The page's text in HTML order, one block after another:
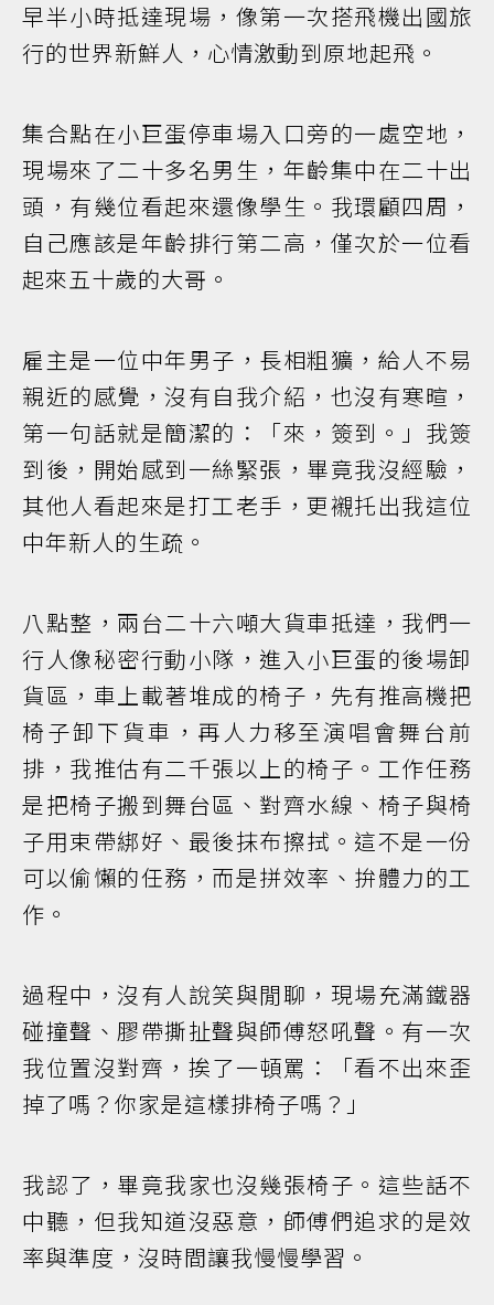
早半小時抵達現場，像第一次搭飛機出國旅
行的世界新鮮人，心情激動到原地起飛。
集合點在小巨蛋停車場入口旁的一處空地，
現場來了二十多名男生，年齡集中在二十出
頭，有幾位看起來還像學生。我環顧四周，
自己應該是年齡排行第二高，僅次於一位看
起來五十歲的大哥。
雇主是一位中年男子，長相粗獷，給人不易
親近的感覺，沒有自我介紹，也沒有寒暄，
第一句話就是簡潔的：「來，簽到。」我簽
到後，開始感到一絲緊張，畢竟我沒經驗，
其他人看起來是打工老手，更襯托出我這位
中年新人的生疏。
八點整，兩台二十六噸大貨車抵達，我們一
行人像秘密行動小隊，進入小巨蛋的後場卸
貨區，車上載著堆成的椅子，先有推高機把
椅子卸下貨車，再人力移至演唱會舞台前
排，我推估有二千張以上的椅子。工作任務
是把椅子搬到舞台區、對齊水線、椅子與椅
子用束帶綁好、最後抹布擦拭。這不是一份
可以偷懶的任務，而是拼效率、拚體力的工
作。
過程中，沒有人說笑與閒聊，現場充滿鐵器
碰撞聲、膠帶撕扯聲與師傅怒吼聲。有一次
我位置沒對齊，挨了一頓罵：「看不出來歪
掉了嗎？你家是這樣排椅子嗎？」
我認了，畢竟我家也沒幾張椅子。這些話不
中聽，但我知道沒惡意，師傅們追求的是效
率與準度，沒時間讓我慢慢學習。